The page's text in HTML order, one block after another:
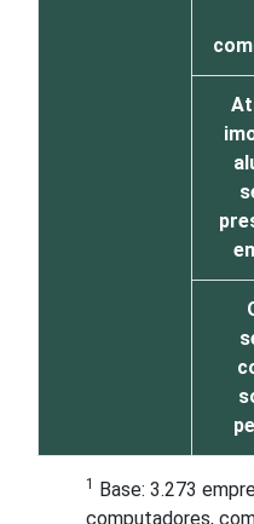
1 Base: 3.273
computadores,